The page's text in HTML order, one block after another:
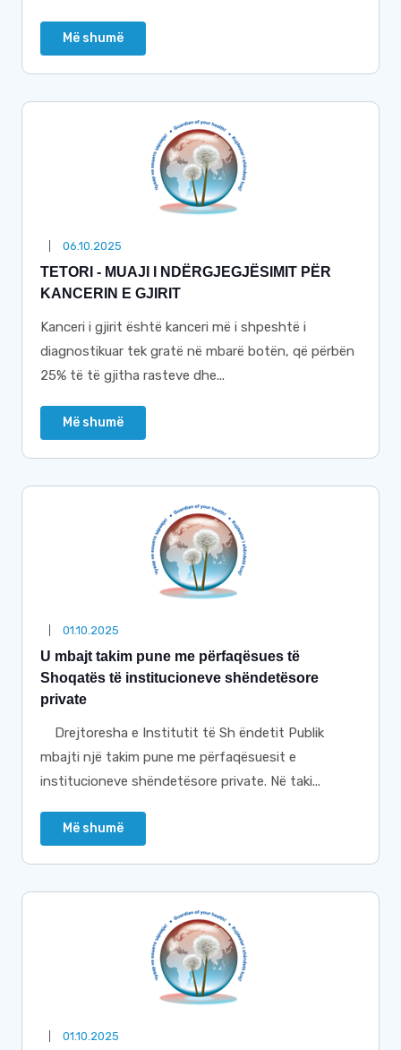
Më shumë
06.10.2025
TETORI - MUAJI I NDËRGJEGJËSIMIT PËR
KANCERIN E GJIRIT
Kanceri i gjirit është kanceri më i shpeshtë i
diagnostikuar tek gratë në mbarë botën, që përbën
25% të të gjitha rasteve dhe...
Më shumë
01.10.2025
U mbajt takim pune me përfaqësues të
Shoqatës të institucioneve shëndetësore
private
Drejtoresha e Institutit të Sh ëndetit Publik
mbajti një takim pune me përfaqësuesit e
institucioneve shëndetësore private. Në taki...
Më shumë
01.10.2025